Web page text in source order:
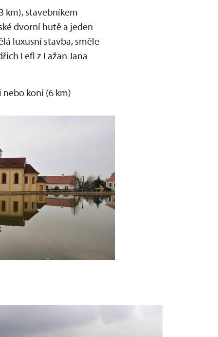
km), stavebníkem
dvorní hutě a jeden
luxusní stavba, směle
Lefl z Lažan Jana
koni (6 km)